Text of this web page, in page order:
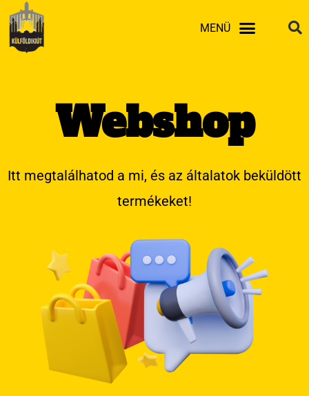
Skip
to
MENÜ
Webshop
Itt megtalálhatod a mi, és az általatok beküldött
termékeket!